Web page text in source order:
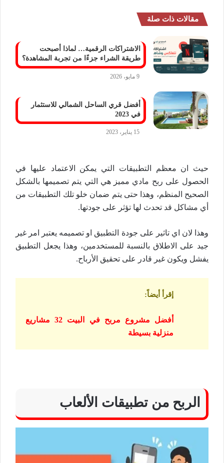
مقالات ذات صلة
الاشتراكات الرقمية… لماذا أصبحت
طريقة الشراء جزءًا من تجربة المشاهدة؟
9 مايو، 2026
أفضل قري الساحل الشمالي للاستثمار
في 2023
15 يناير، 2023
حيث ان معظم التطبيقات التي يمكن الاعتماد عليها في
الحصول على ربح مادي مميز هي التي يتم تصميمها بالشكل
الصحيح المنظم، وهذا حتى يتم ضمان خلو تلك التطبيقات من
أي مشاكل قد تحدث لها تؤثر على جودتها.
وهذا لان اي تاثير على جودة التطبيق او تصميمه يعتبر امر غير
جيد على الاطلاق بالنسبة للمستخدمين، وهذا يجعل التطبيق
يفشل ويكون غير قادر على تحقيق الأرباح.
إقرأ أيضاً:
أفضل مشروع مربح في البيت 32 مشاريع
منزلية بسيطة
الربح من تطبيقات الألعاب